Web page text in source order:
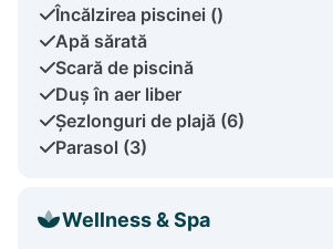
Încălzirea piscinei ()
Apă sărată
Scară de piscină
Duș în aer liber
Șezlonguri de plajă (6)
Parasol (3)
Wellness & Spa